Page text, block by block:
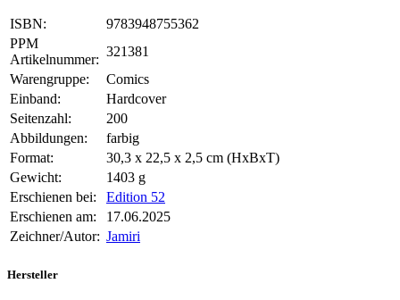
ISBN:
9783948755362
PPM
Artikelnummer:
321381
Warengruppe:
Comics
Einband:
Hardcover
Seitenzahl:
200
Abbildungen:
farbig
Format:
30,3 x 22,5 x 2,5 cm (HxBxT)
Gewicht:
1403 g
Erschienen bei:
Edition 52
Erschienen am:
17.06.2025
Zeichner/Autor: Jamiri
Hersteller